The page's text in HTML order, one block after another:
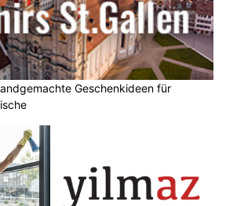
Geschenkideen für